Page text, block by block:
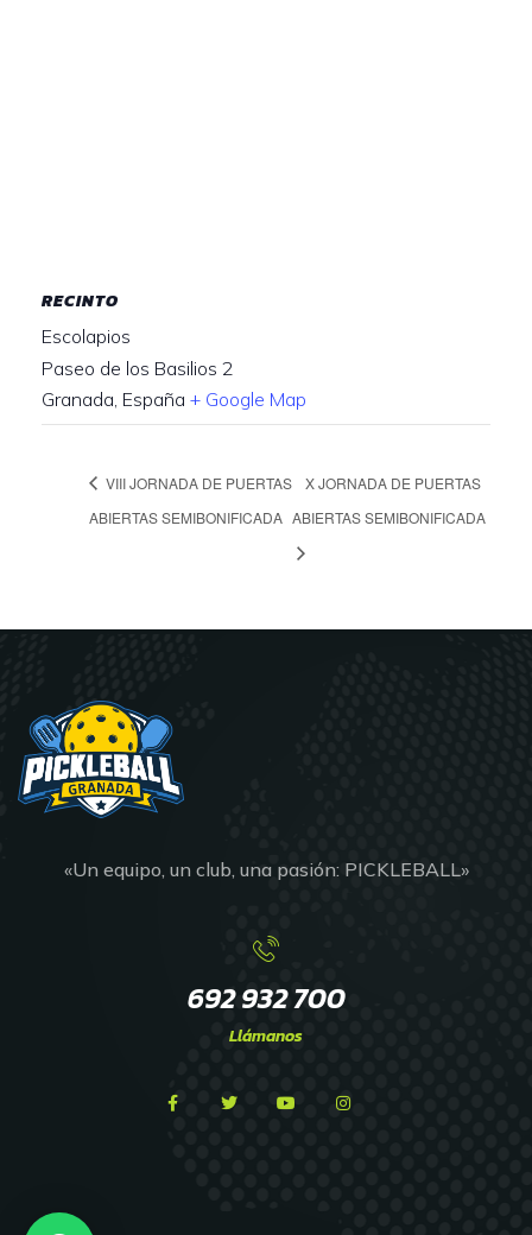
RECINTO
Escolapios
Paseo de los Basilios 2
Granada, España + Google Map
VIII JORNADA DE PUERTAS
ABIERTAS SEMIBONIFICADA
X JORNADA DE PUERTAS
ABIERTAS SEMIBONIFICADA
«Un equipo, un club, una pasión: PICKLEBALL»
692 932 700
Llámanos